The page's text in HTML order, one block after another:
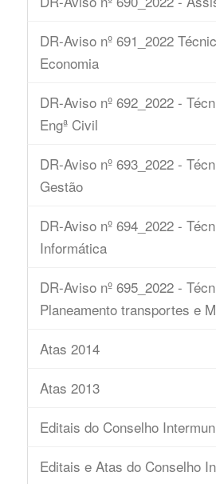
DR-Aviso nº 691_2022
Economia
DR-Aviso nº 692_2022 -
Engª Civil
DR-Aviso nº 693_2022 -
Gestão
DR-Aviso nº 694_2022 -
Informática
DR-Aviso nº 695_2022 -
Planeamento transportes e
Atas 2014
Atas 2013
Editais do Conselho
Editais e Atas do Conselho